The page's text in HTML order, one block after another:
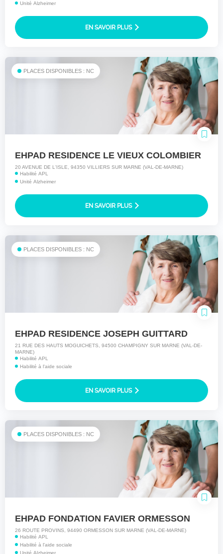
Unité Alzheimer
EN SAVOIR PLUS
PLACES DISPONIBLES : NC
EHPAD RESIDENCE LE VIEUX COLOMBIER
20 AVENUE DE L'ISLE, 94350 VILLIERS SUR MARNE (VAL-DE-MARNE)
Habilité APL
Unité Alzheimer
EN SAVOIR PLUS
PLACES DISPONIBLES : NC
EHPAD RESIDENCE JOSEPH GUITTARD
21 RUE DES HAUTS MOGUICHETS, 94500 CHAMPIGNY SUR MARNE (VAL-DE-
MARNE)
Habilité APL
Habilité à l'aide sociale
EN SAVOIR PLUS
PLACES DISPONIBLES : NC
EHPAD FONDATION FAVIER ORMESSON
26 ROUTE PROVINS, 94490 ORMESSON SUR MARNE (VAL-DE-MARNE)
Habilité APL
Habilité à l'aide sociale